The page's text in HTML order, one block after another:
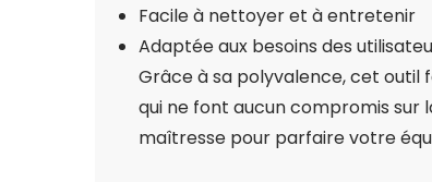
Facile à nettoyer et à entretenir
Adaptée aux besoins des
Grâce à sa polyvalence, cet outil
qui ne font aucun compromis sur
maîtresse pour parfaire votre